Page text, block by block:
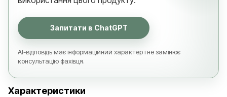
Запитати в ChatGPT
AI-відповідь має інформаційний характер і не замінює
консультацію фахівця.
Характеристики